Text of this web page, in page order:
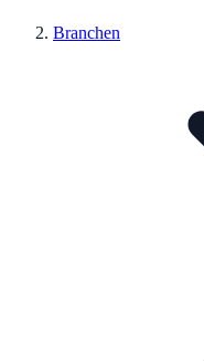
Branchen